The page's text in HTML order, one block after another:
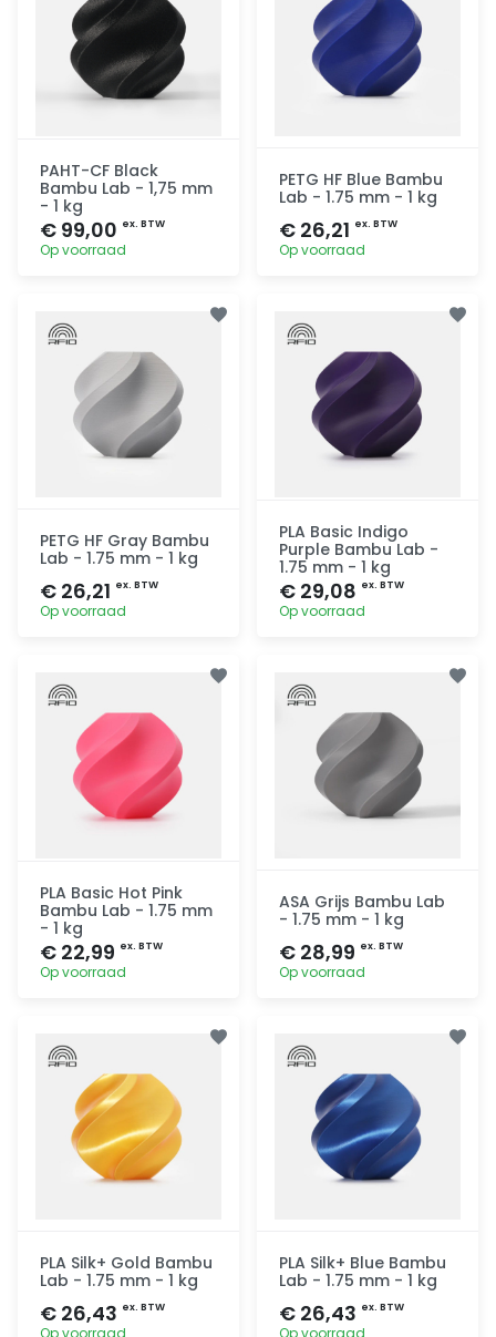
PAHT-CF Black
Bambu Lab - 1,75 mm
- 1 kg
€ 99,00 ex. BTW
Op voorraad
PETG HF Blue Bambu
Lab - 1.75 mm - 1 kg
€ 26,21 ex. BTW
Op voorraad
PETG HF Gray Bambu
Lab - 1.75 mm - 1 kg
€ 26,21 ex. BTW
Op voorraad
PLA Basic Indigo
Purple Bambu Lab -
1.75 mm - 1 kg
€ 29,08 ex. BTW
Op voorraad
PLA Basic Hot Pink
Bambu Lab - 1.75 mm
- 1 kg
€ 22,99 ex. BTW
Op voorraad
ASA Grijs Bambu Lab
- 1.75 mm - 1 kg
€ 28,99 ex. BTW
Op voorraad
PLA Silk+ Gold Bambu
Lab - 1.75 mm - 1 kg
€ 26,43 ex. BTW
Op voorraad
PLA Silk+ Blue Bambu
Lab - 1.75 mm - 1 kg
€ 26,43 ex. BTW
Op voorraad